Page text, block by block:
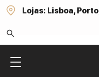
Lojas: Lisboa,